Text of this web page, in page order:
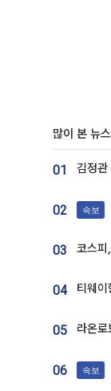
많이 본 뉴스
01
02 속보
03
04
05
06 속보